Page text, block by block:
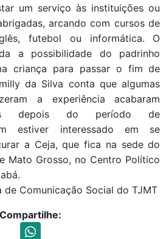
um serviço às instituições ou
arcando com cursos de
futebol ou informática. O
a possibilidade do padrinho
criança para passar o fim de
da Silva conta que algumas
a experiência acabaram
depois do período de
estiver interessado em se
a Ceja, que fica na sede do
Mato Grosso, no Centro Político
de Comunicação Social do TJMT
Compartilhe: